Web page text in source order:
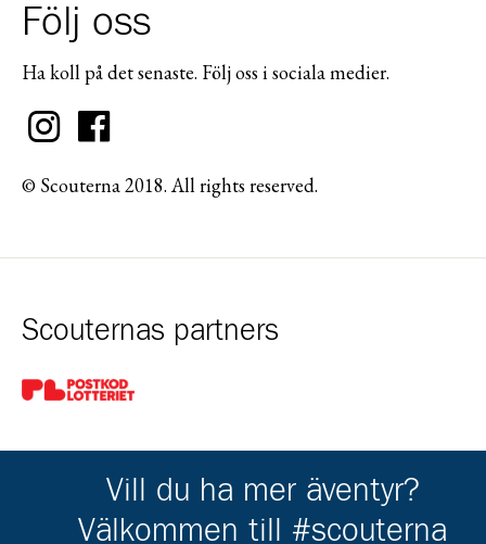
Följ oss
Ha koll på det senaste. Följ oss i sociala medier.
© Scouterna 2018. All rights reserved.
Scouternas partners
Gå till pl_50
Vill du ha mer äventyr?
Välkommen till #scouterna